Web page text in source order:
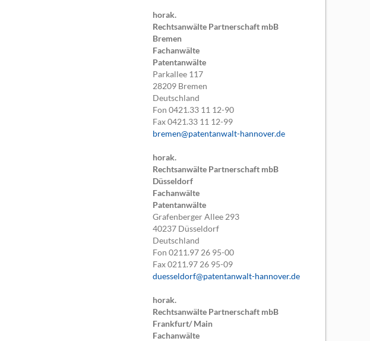
horak.
Rechtsanwälte Partnerschaft mbB
Bremen
Fachanwälte
Patentanwälte
Parkallee 117
28209 Bremen
Deutschland
Fon0421.33 11 12-90
Fax0421.33 11 12-99
bremen@patentanwalt-hannover.de
horak.
Rechtsanwälte Partnerschaft mbB
Düsseldorf
Fachanwälte
Patentanwälte
Grafenberger Allee 293
40237 Düsseldorf
Deutschland
Fon0211.97 26 95-00
Fax0211.97 26 95-09
duesseldorf@patentanwalt-hannover.de
horak.
Rechtsanwälte Partnerschaft mbB
Frankfurt/ Main
Fachanwälte